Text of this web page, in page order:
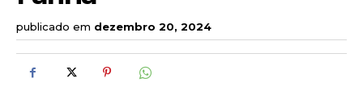
publicado em dezembro 20, 2024